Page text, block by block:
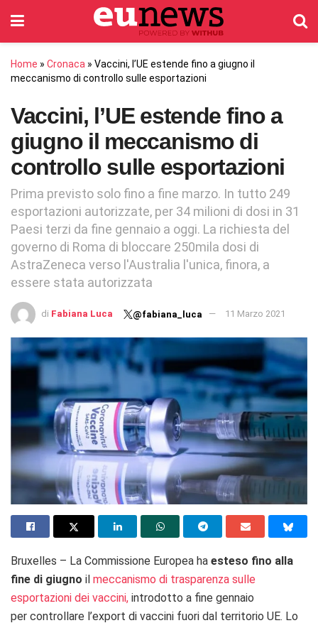
Home » Cronaca » Vaccini, l’UE estende fino a giugno il
meccanismo di controllo sulle esportazioni
Vaccini, l’UE estende fino a
giugno il meccanismo di
controllo sulle esportazioni
Prima previsto solo fino a fine marzo. In tutto 249
esportazioni autorizzate, per 34 milioni di dosi in 31
Paesi terzi da fine gennaio a oggi. La richiesta del
governo di Roma di bloccare 250mila dosi di
AstraZeneca verso l'Australia l'unica, finora, a
essere stata autorizzata
di Fabiana Luca @fabiana_luca 11 Marzo 2021
Bruxelles – La Commissione Europea ha esteso fino alla
fine di giugno il meccanismo di trasparenza sulle
esportazioni dei vaccini, introdotto a fine gennaio
per controllare l’export di vaccini fuori dal territorio UE. Lo